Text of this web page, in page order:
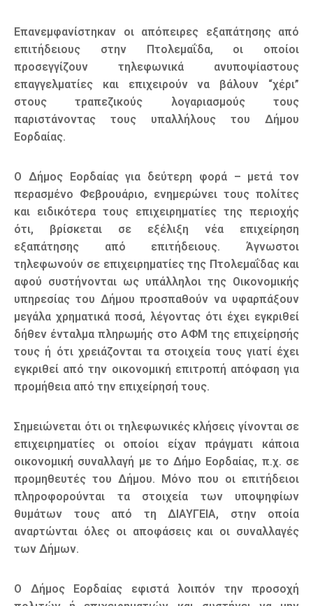
Επανεμφανίστηκαν οι απόπειρες εξαπάτησης από
επιτήδειους στην Πτολεμαΐδα, οι οποίοι
προσεγγίζουν τηλεφωνικά ανυποψίαστους
επαγγελματίες και επιχειρούν να βάλουν “χέρι”
στους τραπεζικούς λογαριασμούς τους
παριστάνοντας τους υπαλλήλους του Δήμου
Εορδαίας.
Ο Δήμος Εορδαίας για δεύτερη φορά – μετά τον
περασμένο Φεβρουάριο, ενημερώνει τους πολίτες
και ειδικότερα τους επιχειρηματίες της περιοχής
ότι, βρίσκεται σε εξέλιξη νέα επιχείρηση
εξαπάτησης από επιτήδειους. Άγνωστοι
τηλεφωνούν σε επιχειρηματίες της Πτολεμαΐδας και
αφού συστήνονται ως υπάλληλοι της Οικονομικής
υπηρεσίας του Δήμου προσπαθούν να υφαρπάξουν
μεγάλα χρηματικά ποσά, λέγοντας ότι έχει εγκριθεί
δήθεν ένταλμα πληρωμής στο ΑΦΜ της επιχείρησής
τους ή ότι χρειάζονται τα στοιχεία τους γιατί έχει
εγκριθεί από την οικονομική επιτροπή απόφαση για
προμήθεια από την επιχείρησή τους.
Σημειώνεται ότι οι τηλεφωνικές κλήσεις γίνονται σε
επιχειρηματίες οι οποίοι είχαν πράγματι κάποια
οικονομική συναλλαγή με το Δήμο Εορδαίας, π.χ. σε
προμηθευτές του Δήμου. Μόνο που οι επιτήδειοι
πληροφορούνται τα στοιχεία των υποψηφίων
θυμάτων τους από τη ΔΙΑΥΓΕΙΑ, στην οποία
αναρτώνται όλες οι αποφάσεις και οι συναλλαγές
των Δήμων.
Ο Δήμος Εορδαίας εφιστά λοιπόν την προσοχή